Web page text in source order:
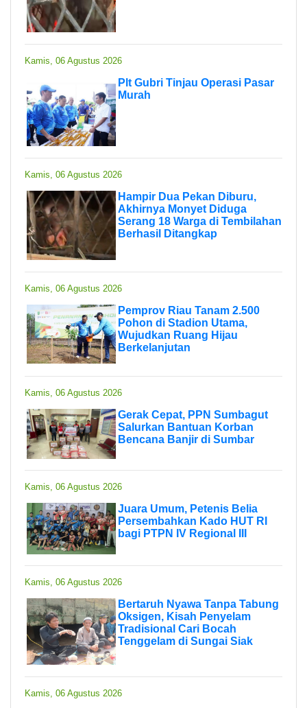
Kamis, 06 Agustus 2026
Plt Gubri Tinjau Operasi Pasar
Murah
Kamis, 06 Agustus 2026
Hampir Dua Pekan Diburu,
Akhirnya Monyet Diduga
Serang 18 Warga di Tembilahan
Berhasil Ditangkap
Kamis, 06 Agustus 2026
Pemprov Riau Tanam 2.500
Pohon di Stadion Utama,
Wujudkan Ruang Hijau
Berkelanjutan
Kamis, 06 Agustus 2026
Gerak Cepat, PPN Sumbagut
Salurkan Bantuan Korban
Bencana Banjir di Sumbar
Kamis, 06 Agustus 2026
Juara Umum, Petenis Belia
Persembahkan Kado HUT RI
bagi PTPN IV Regional III
Kamis, 06 Agustus 2026
Bertaruh Nyawa Tanpa Tabung
Oksigen, Kisah Penyelam
Tradisional Cari Bocah
Tenggelam di Sungai Siak
Kamis, 06 Agustus 2026